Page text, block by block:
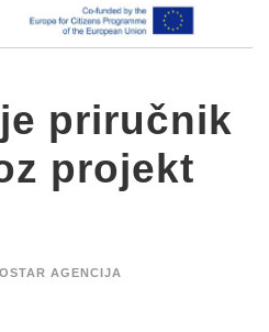
priručnik
projekt
AGENCIJA